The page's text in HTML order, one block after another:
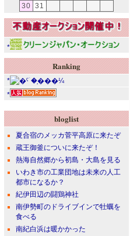
30 31
*
Ranking
*
*
bloglist
夏合宿のメッカ菅平高原に来たぞ
蔵王御釜についに来たぞ！
熱海自然郷から初島・大島を見る
いわき市の工業団地は未来の人工
都市になるか？
紀伊田辺の闘鶏神社
南伊勢町のドライブインで牡蠣を
食べる
南紀白浜は暖かかった